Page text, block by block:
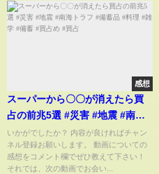
感想
スーパーから〇〇が消えたら買
占の前兆5選 #災害 #地震 #南海
トラフ #備蓄品 #料理 #雑学 #備
蓄 #買占め #買占
いかがでしたか？ 内容が良ければチャン
ネル登録お願いします。 動画についての
感想をコメント欄でぜひ教えて下さい！
それでは、次の動画でお会い...